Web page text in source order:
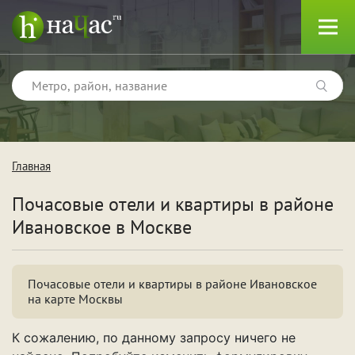
Тип
Квартиры
Главная
Почасовые отели и квартиры в районе
Ивановское в Москве
Почасовые отели и квартиры в районе Ивановское
на карте Москвы
К сожалению, по данному запросу ничего не